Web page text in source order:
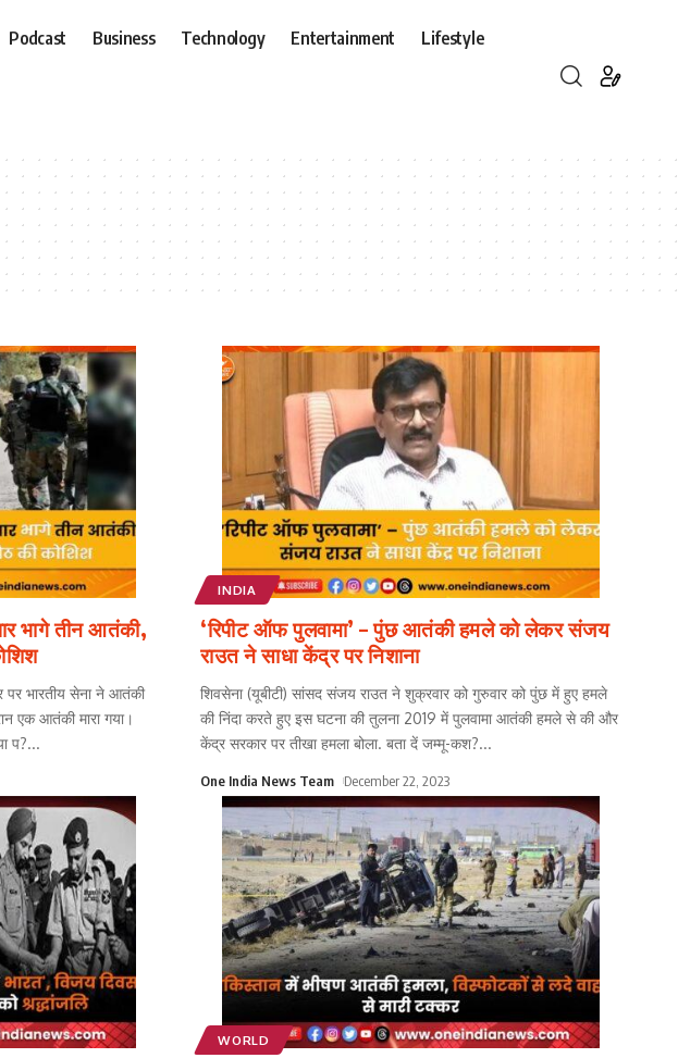
Podcast Business Technology Entertainment Lifestyle
भागे तीन आतंकी,
भारतीय सेना ने आतंकी
एक आतंकी मारा गया।
प?...
INDIA
‘रिपीट ऑफ पुलवामा’ – पुंछ आतंकी हमले को लेकर संजय
राउत ने साधा केंद्र पर निशाना
शिवसेना (यूबीटी) सांसद संजय राउत ने शुक्रवार को गुरुवार को पुंछ में हुए हमले
की निंदा करते हुए इस घटना की तुलना 2019 में पुलवामा आतंकी हमले से की और
केंद्र सरकार पर तीखा हमला बोला. बता दें जम्मू-कश?...
One India News Team December 22, 2023
WORLD